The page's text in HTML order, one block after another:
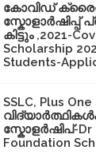
കോവിഡ്
സ്കോളാർഷിപ്പ്
കിട്ടും ,2021-
Scholarship
Students-
SSLC, Plus
സ്കോളർഷിപ്-Dr
Foundation